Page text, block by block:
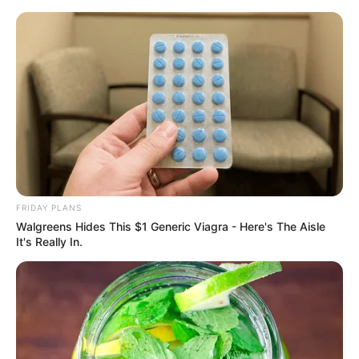
Como Fazer Velas Decorativas
Passo a Passo
FRIDAY PLANS
Walgreens Hides This $1 Generic Viagra - Here's The Aisle
It's Really In.